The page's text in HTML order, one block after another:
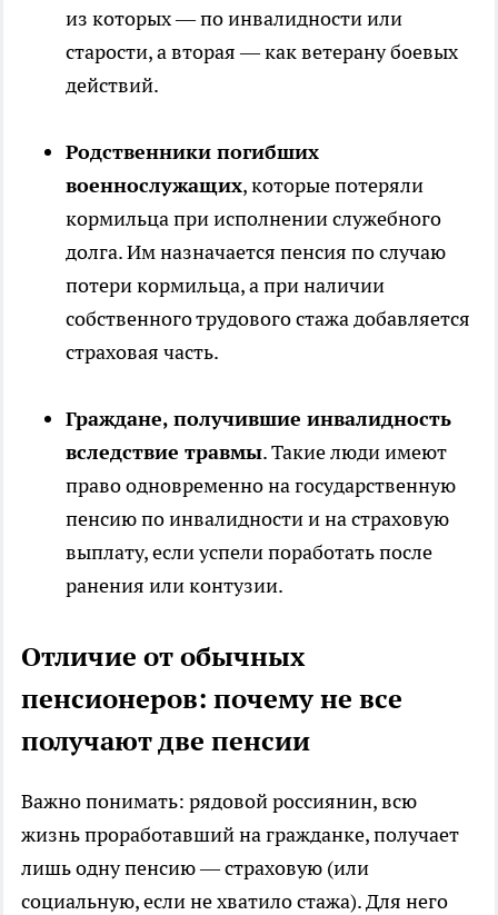
из которых — по инвалидности или
старости, а вторая — как ветерану боевых
действий.
Родственники погибших
военнослужащих, которые потеряли
кормильца при исполнении служебного
долга. Им назначается пенсия по случаю
потери кормильца, а при наличии
собственного трудового стажа добавляется
страховая часть.
Граждане, получившие инвалидность
вследствие травмы. Такие люди имеют
право одновременно на государственную
пенсию по инвалидности и на страховую
выплату, если успели поработать после
ранения или контузии.
Отличие от обычных
пенсионеров: почему не все
получают две пенсии
Важно понимать: рядовой россиянин, всю
жизнь проработавший на гражданке, получает
лишь одну пенсию — страховую (или
социальную, если не хватило стажа). Для него